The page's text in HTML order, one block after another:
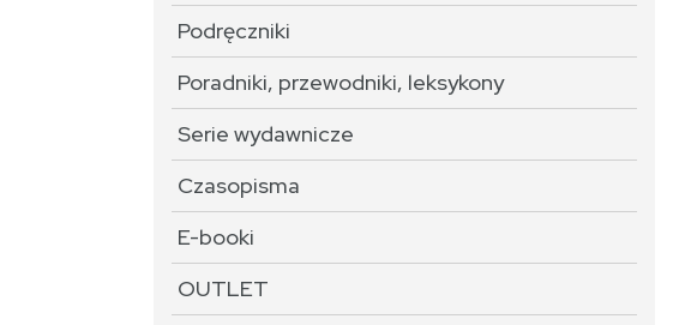
Podręczniki
Poradniki, przewodniki, leksykony
Serie wydawnicze
Czasopisma
E-booki
OUTLET